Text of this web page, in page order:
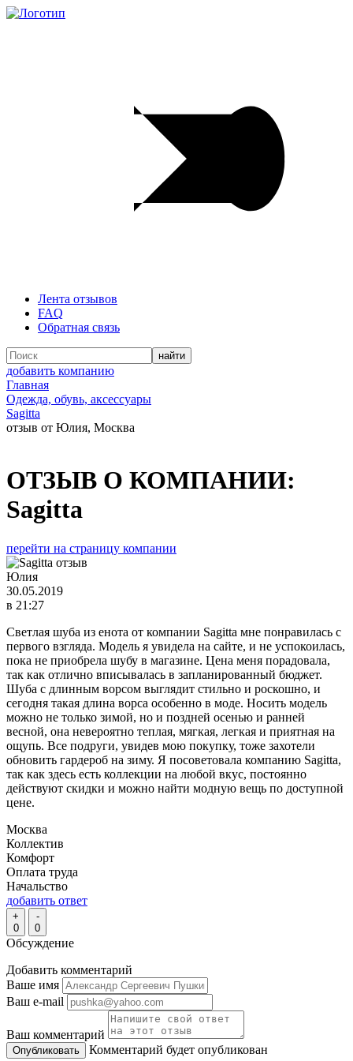
Лента отзывов
FAQ
Обратная связь
добавить компанию
Главная
Одежда, обувь, аксессуары
Sagitta
отзыв от Юлия, Москва
ОТЗЫВ О КОМПАНИИ:
Sagitta
перейти на страницу компании
Юлия
30.05.2019
в 21:27
Светлая шуба из енота от компании Sagitta мне понравилась с
первого взгляда. Модель я увидела на сайте, и не успокоилась,
пока не приобрела шубу в магазине. Цена меня порадовала,
так как отлично вписывалась в запланированный бюджет.
Шуба с длинным ворсом выглядит стильно и роскошно, и
сегодня такая длина ворса особенно в моде. Носить модель
можно не только зимой, но и поздней осенью и ранней
весной, она невероятно теплая, мягкая, легкая и приятная на
ощупь. Все подруги, увидев мою покупку, тоже захотели
обновить гардероб на зиму. Я посоветовала компанию Sagitta,
так как здесь есть коллекции на любой вкус, постоянно
действуют скидки и можно найти модную вещь по доступной
цене.
Москва
Коллектив
Комфорт
Оплата труда
Начальство
добавить ответ
+
0
-
0
Обсуждение
Добавить комментарий
Ваше имя
Ваш e-mail
Ваш комментарий
Комментарий будет опубликован